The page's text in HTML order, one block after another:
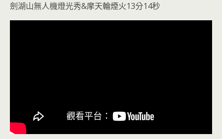
劍湖山無人機燈光秀&摩天輪煙火13分14秒